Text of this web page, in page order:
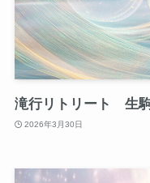
滝行リトリート 生
2026年3月30日